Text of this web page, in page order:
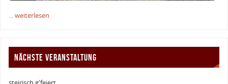
... weiterlesen
NÄCHSTE VERANSTALTUNG